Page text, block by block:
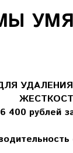
400 рублей